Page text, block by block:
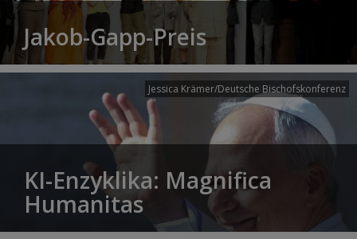
Jakob-Gapp-Preis
Jessica Krämer/Deutsche Bischofskonferenz
KI-Enzyklika: Magnifica
Humanitas